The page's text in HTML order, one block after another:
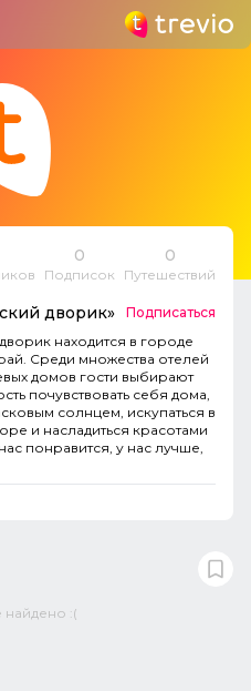
0
Подписок
0
Путешествий
дворик»
Подписаться
находится в городе
Среди множества отелей
домов гости выбирают
почувствовать себя дома,
солнцем, искупаться в
и насладиться красотами
понравится, у нас лучше,
найдено :(